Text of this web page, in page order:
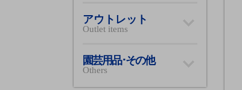
アウトレット
Outlet items
園芸用品･その他
Others